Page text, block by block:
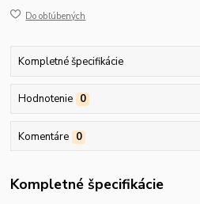
Do obľúbených
Kompletné špecifikácie
Hodnotenie 0
Komentáre 0
Kompletné špecifikácie